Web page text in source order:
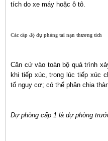
tích do xe máy hoặc ô tô.
Các cấp độ dự phòng tai nạn thương tích
Căn cứ vào toàn bộ quá trình
khi tiếp xúc, trong lúc tiếp xúc
tố nguy cơ; có thể phân chia
Dự phòng cấp 1 là dự phòng